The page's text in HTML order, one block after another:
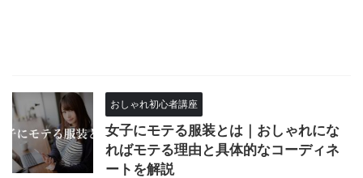
おしゃれ初心者講座
女子にモテる服装とは｜おしゃれにな
ればモテる理由と具体的なコーディネ
ートを解説